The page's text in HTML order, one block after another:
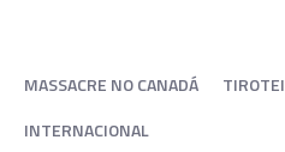
MASSACRE NO CANADÁ
INTERNACIONAL